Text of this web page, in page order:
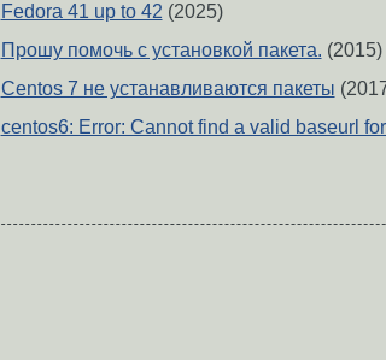
Fedora 41 up to 42 (2025)
Прошу помочь с установкой пакета. (2015)
Centos 7 не устанавливаются пакеты
centos6: Error: Cannot find a valid baseurl